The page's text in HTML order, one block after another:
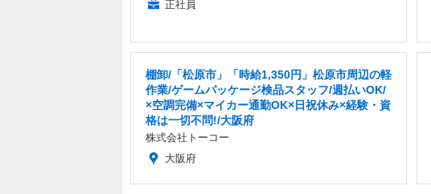
正社員
棚卸/「松原市」「時給1,350円」松原市周辺の軽
作業/ゲームパッケージ検品スタッフ/週払いOK/
×空調完備×マイカー通勤OK×日祝休み×経験・資
格は一切不問!/大阪府
株式会社トーコー
大阪府